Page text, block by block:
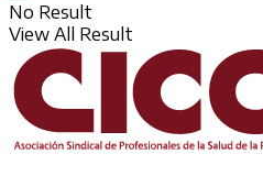
No Result
View All Result